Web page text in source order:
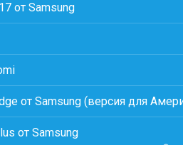
от Samsung
от Samsung (версия для
от Samsung